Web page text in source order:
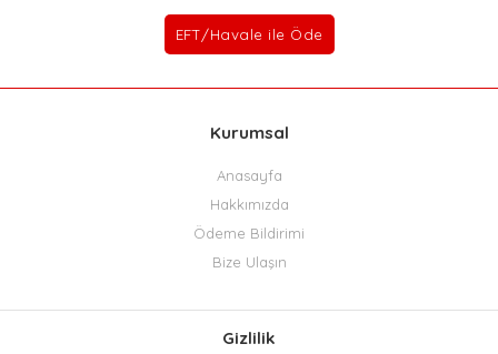
Kurumsal
Anasayfa
Hakkımızda
Ödeme Bildirimi
Bize Ulaşın
Gizlilik